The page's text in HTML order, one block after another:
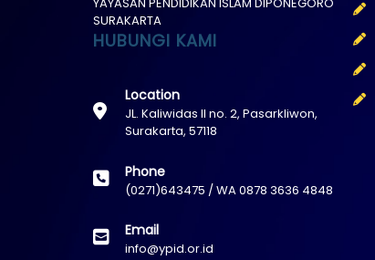
SURAKARTA
HUBUNGI KAMI
Location
JL. Kaliwidas II no. 2, Pasarkliwon,
Surakarta, 57118
Phone
(0271)643475 / WA 0878 3636 4848
Email
info@ypid.or.id